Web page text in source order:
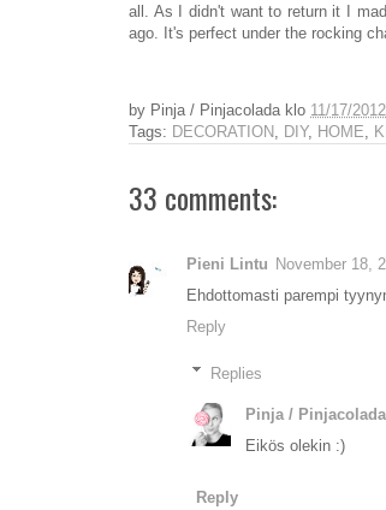
all. As I didn't want to return it I
ago. It's perfect under the rocking
by Pinja / Pinjacolada klo 11/17/2012
Tags: DECORATION, DIY, HOME,
33 comments:
Pieni Lintu November 18,
Ehdottomasti parempi
Reply
Replies
Pinja / Pinjacolada
Eikös olekin :)
Reply